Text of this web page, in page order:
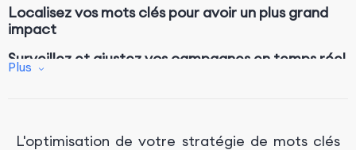
Localisez vos mots clés pour avoir un plus grand
impact
Surveillez et ajustez vos campagnes en temps réel
Obtenez un service professionnel de marketing
Plus
L'optimisation de votre stratégie de mots clés